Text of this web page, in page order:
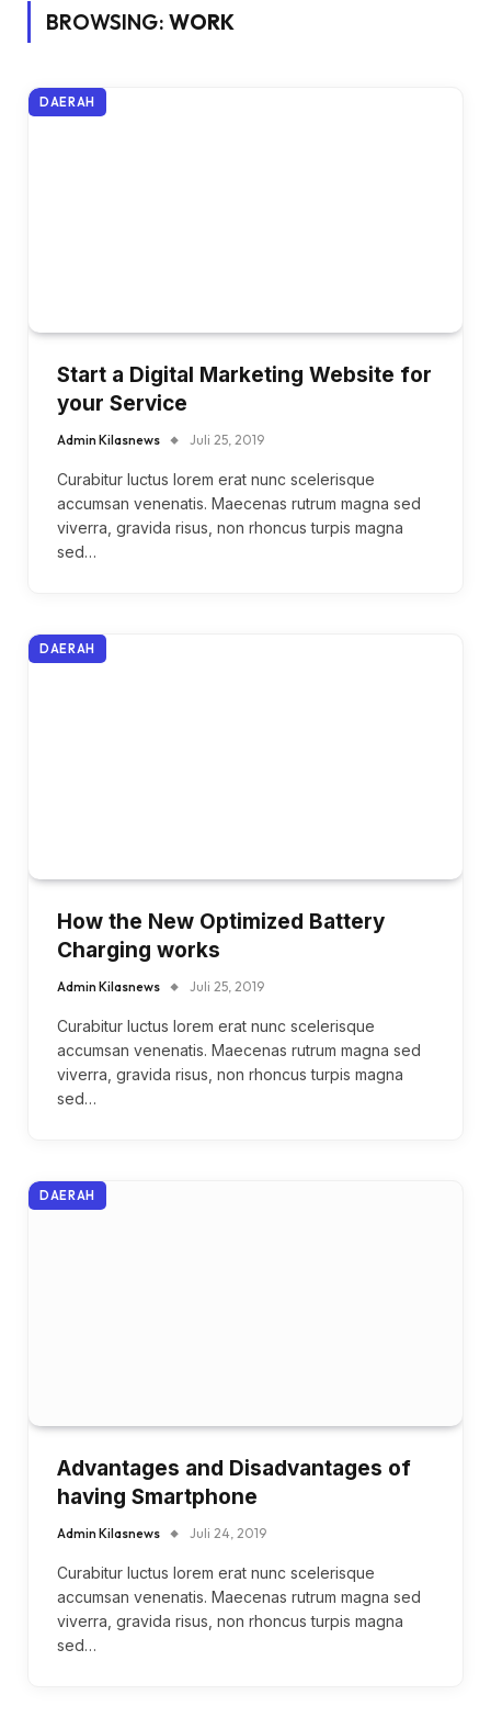
BROWSING: WORK
DAERAH
Start a Digital Marketing Website for
your Service
Admin Kilasnews Juli 25, 2019
Curabitur luctus lorem erat nunc scelerisque
accumsan venenatis. Maecenas rutrum magna sed
viverra, gravida risus, non rhoncus turpis magna
sed…
DAERAH
How the New Optimized Battery
Charging works
Admin Kilasnews Juli 25, 2019
Curabitur luctus lorem erat nunc scelerisque
accumsan venenatis. Maecenas rutrum magna sed
viverra, gravida risus, non rhoncus turpis magna
sed…
DAERAH
Advantages and Disadvantages of
having Smartphone
Admin Kilasnews Juli 24, 2019
Curabitur luctus lorem erat nunc scelerisque
accumsan venenatis. Maecenas rutrum magna sed
viverra, gravida risus, non rhoncus turpis magna
sed…